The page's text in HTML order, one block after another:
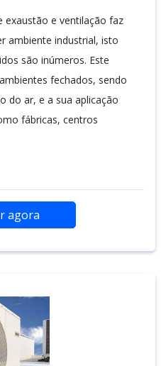
exaustão e ventilação faz
ambiente industrial, isto
são inúmeros. Este
fechados, sendo
do ar, e a sua aplicação
fábricas, centros
agora